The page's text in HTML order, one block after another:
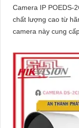
Camera IP POEDS-
chất lượng cao từ hãng POEDS.
camera này cung